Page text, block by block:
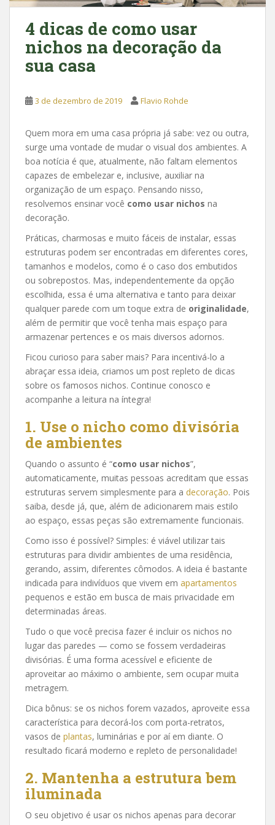
4 dicas de como usar
nichos na decoração da
sua casa
3 de dezembro de 2019 Flavio Rohde
Quem mora em uma casa própria já sabe: vez ou outra,
surge uma vontade de mudar o visual dos ambientes. A
boa notícia é que, atualmente, não faltam elementos
capazes de embelezar e, inclusive, auxiliar na
organização de um espaço. Pensando nisso,
resolvemos ensinar você como usar nichos na
decoração.
Práticas, charmosas e muito fáceis de instalar, essas
estruturas podem ser encontradas em diferentes cores,
tamanhos e modelos, como é o caso dos embutidos
ou sobrepostos. Mas, independentemente da opção
escolhida, essa é uma alternativa e tanto para deixar
qualquer parede com um toque extra de originalidade,
além de permitir que você tenha mais espaço para
armazenar pertences e os mais diversos adornos.
Ficou curioso para saber mais? Para incentivá-lo a
abraçar essa ideia, criamos um post repleto de dicas
sobre os famosos nichos. Continue conosco e
acompanhe a leitura na íntegra!
1. Use o nicho como divisória
de ambientes
Quando o assunto é “como usar nichos”,
automaticamente, muitas pessoas acreditam que essas
estruturas servem simplesmente para a decoração. Pois
saiba, desde já, que, além de adicionarem mais estilo
ao espaço, essas peças são extremamente funcionais.
Como isso é possível? Simples: é viável utilizar tais
estruturas para dividir ambientes de uma residência,
gerando, assim, diferentes cômodos. A ideia é bastante
indicada para indivíduos que vivem em apartamentos
pequenos e estão em busca de mais privacidade em
determinadas áreas.
Tudo o que você precisa fazer é incluir os nichos no
lugar das paredes — como se fossem verdadeiras
divisórias. É uma forma acessível e eficiente de
aproveitar ao máximo o ambiente, sem ocupar muita
metragem.
Dica bônus: se os nichos forem vazados, aproveite essa
característica para decorá-los com porta-retratos,
vasos de plantas, luminárias e por aí em diante. O
resultado ficará moderno e repleto de personalidade!
2. Mantenha a estrutura bem
iluminada
O seu objetivo é usar os nichos apenas para decorar